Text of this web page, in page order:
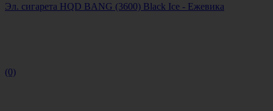
Эл. сигарета HQD BANG (3600) Black Ice - Ежевика
(0)